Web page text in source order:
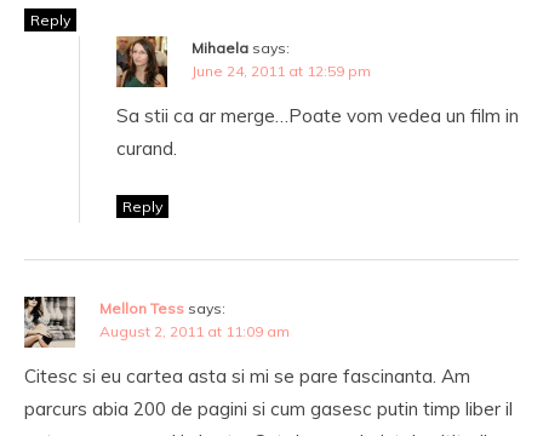
Reply
Mihaela says:
June 24, 2011 at 12:59 pm
Sa stii ca ar merge…Poate vom vedea un film in
curand.
Reply
Mellon Tess says:
August 2, 2011 at 11:09 am
Citesc si eu cartea asta si mi se pare fascinanta. Am
parcurs abia 200 de pagini si cum gasesc putin timp liber il